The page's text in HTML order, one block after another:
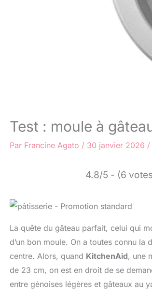
Test : moule à
Par Francine Agato / 30 janvier 2026 /
4.8/5 - (6
La quête du gâteau parfait, celui qui
d’un bon moule. On a toutes connu
centre. Alors, quand KitchenAid, une
de 23 cm, on est en droit de se
entre génoises légères et gâteaux au